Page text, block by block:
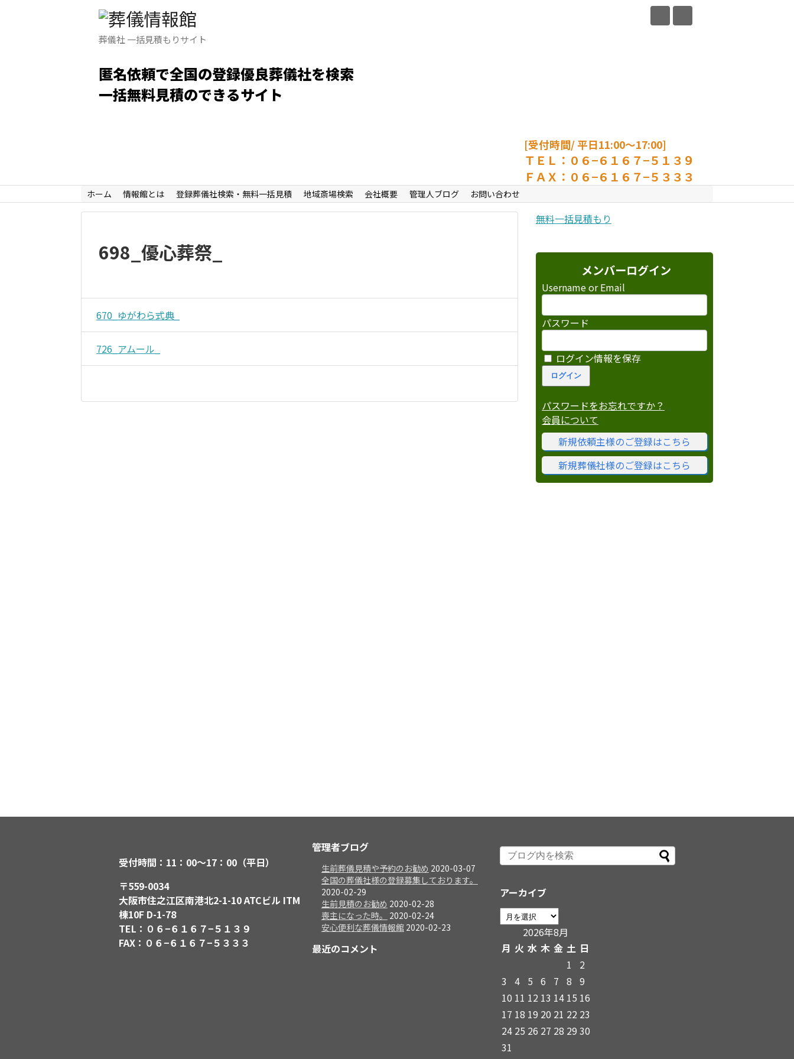
葬儀社 一括見積もりサイト
匿名依頼で全国の登録優良葬儀社を検索
一括無料見積のできるサイト
[受付時間/ 平日11:00〜17:00]
ＴＥＬ：０６−６１６７−５１３９
ＦＡＸ：０６−６１６７−５３３３
ホーム 情報館とは 登録葬儀社検索・無料一括見積 地域斎場検索 会社概要 管理人ブログ お問い合わせ
698_優心葬祭_
670_ゆがわら式典_
726_アムール_
無料一括見積もり
メンバーログイン
Username or Email
パスワード
ログイン情報を保存
パスワードをお忘れですか？
会員について
新規依頼主様のご登録はこちら
新規葬儀社様のご登録はこちら
受付時間：11：00〜17：00（平日）
〒559-0034
大阪市住之江区南港北2-1-10 ATCビル ITM
棟10F D-1-78
TEL：０６−６１６７−５１３９
FAX：０６−６１６７−５３３３
管理者ブログ
生前葬儀見積や予約のお勧め 2020-03-07
全国の葬儀社様の登録募集しております。
2020-02-29
生前見積のお勧め 2020-02-28
喪主になった時。
2020-02-24
安心便利な葬儀情報館 2020-02-23
最近のコメント
アーカイブ
2026年8月
月 火 水 木 金 土 日
1
2
3
4 5 6 7 8 9
10 11 12 13 14 15 16
17 18 19 20 21 22 23
24 25 26 27 28 29 30
31